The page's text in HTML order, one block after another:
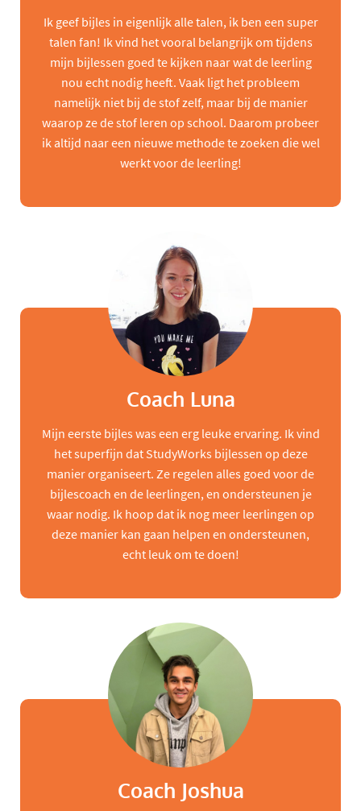
Ik geef bijles in eigenlijk alle talen, ik ben een super
talen fan! Ik vind het vooral belangrijk om tijdens
mijn bijlessen goed te kijken naar wat de leerling
nou echt nodig heeft. Vaak ligt het probleem
namelijk niet bij de stof zelf, maar bij de manier
waarop ze de stof leren op school. Daarom probeer
ik altijd naar een nieuwe methode te zoeken die wel
werkt voor de leerling!
Coach Luna
Mijn eerste bijles was een erg leuke ervaring. Ik vind
het superfijn dat StudyWorks bijlessen op deze
manier organiseert. Ze regelen alles goed voor de
bijlescoach en de leerlingen, en ondersteunen je
waar nodig. Ik hoop dat ik nog meer leerlingen op
deze manier kan gaan helpen en ondersteunen,
echt leuk om te doen!
Coach Joshua